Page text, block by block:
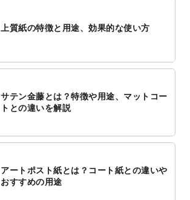
上質紙の特徴と用途、効果的な使い方
サテン金藤とは？特徴や用途、マットコー
トとの違いを解説
アートポスト紙とは？コート紙との違いや
おすすめの用途